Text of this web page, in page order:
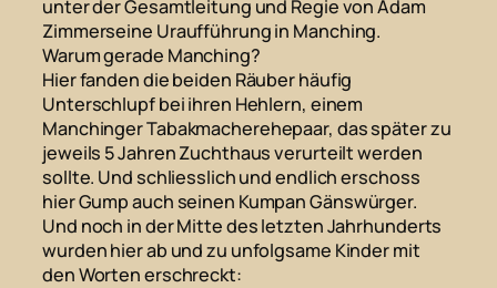
unter der Gesamtleitung und Regie von Adam
Zimmerseine Uraufführung in Manching.
Warum gerade Manching?
Hier fanden die beiden Räuber häufig
Unterschlupf bei ihren Hehlern, einem
Manchinger Tabakmacherehepaar, das später zu
jeweils 5 Jahren Zuchthaus verurteilt werden
sollte. Und schliesslich und endlich erschoss
hier Gump auch seinen Kumpan Gänswürger.
Und noch in der Mitte des letzten Jahrhunderts
wurden hier ab und zu unfolgsame Kinder mit
den Worten erschreckt: